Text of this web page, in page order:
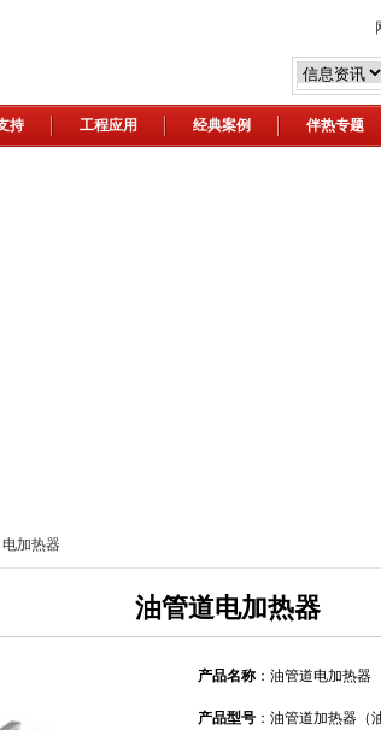
持 工程应用 经典案例 伴热专题
电加热器
油管道电加热器
产品名称 ：油管道电加热器
产品型号 ：油管道加热器（